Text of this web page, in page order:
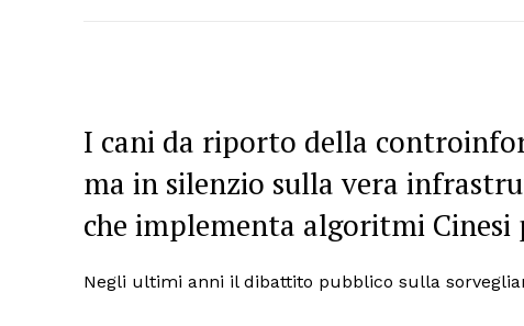
I cani da riporto della
ma in silenzio sulla vera
che implementa algoritmi
Negli ultimi anni il dibattito pubblico sulla